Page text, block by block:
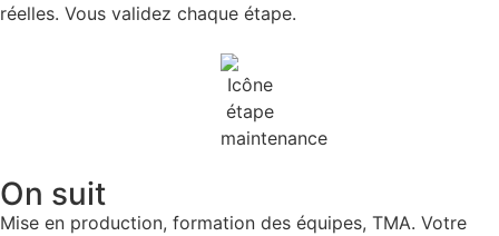
réelles. Vous validez chaque étape.
On suit
Mise en production, formation des équipes, TMA. Votre